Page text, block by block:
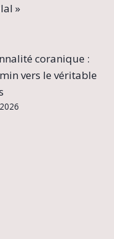
»
coranique :
vers le véritable